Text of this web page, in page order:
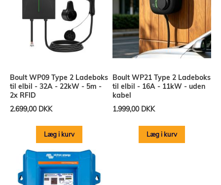
Boult WP09 Type 2 Ladeboks
til elbil - 32A - 22kW - 5m -
2x RFID
2.699,00 DKK
Læg i kurv
Boult WP21 Type 2 Ladeboks
til elbil - 16A - 11kW - uden
kabel
1.999,00 DKK
Læg i kurv